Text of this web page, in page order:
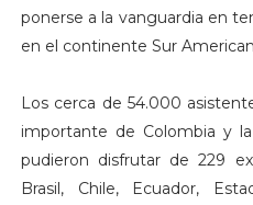
ponerse a la vanguardia en
en el continente Sur
Los cerca de 54.000
importante de Colombia y
pudieron disfrutar de 229
Brasil, Chile, Ecuador,